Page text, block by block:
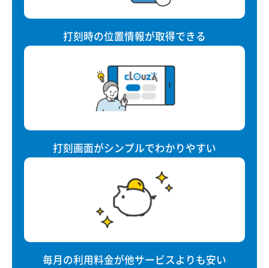
打刻時の位置情報が取得できる
打刻画面がシンプルでわかりやすい
毎月の利用料金が他サービスよりも安い